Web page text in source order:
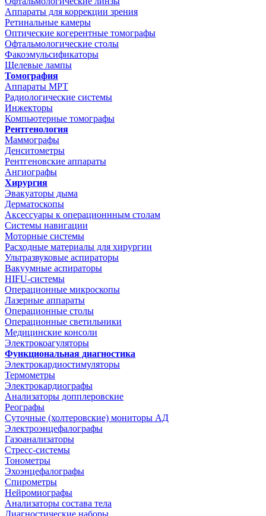
Аппараты для коррекции зрения
Ретинальные камеры
Оптические когерентные томографы
Офтальмологические столы
Факоэмульсификаторы
Щелевые лампы
Томография
Аппараты МРТ
Радиологические системы
Инжекторы
Компьютерные томографы
Рентгенология
Маммографы
Денситометры
Рентгеновские аппараты
Ангиографы
Хирургия
Эвакуаторы дыма
Дерматоскопы
Аксессуары к операционнным столам
Системы навигации
Моторные системы
Расходные материалы для хирургии
Ультразвуковые аспираторы
Вакуумные аспираторы
HIFU-системы
Операционные микроскопы
Лазерные аппараты
Операционные столы
Операционные светильники
Медицинские консоли
Электрокоагуляторы
Функциональная диагностика
Электрокардиостимуляторы
Термометры
Электрокардиографы
Анализаторы допплеровские
Реографы
Суточные (холтеровские) мониторы АД
Электроэнцефалографы
Газоанализаторы
Стресс-системы
Тонометры
Эхоэнцефалографы
Спирометры
Нейромиографы
Анализаторы состава тела
Диагностические наборы